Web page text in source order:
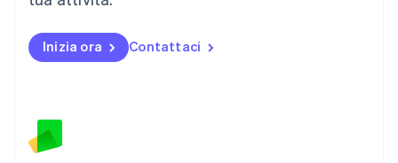
Inizia ora Contattaci
Nuova Zelanda
English
Paesi Bassi
English
Portogallo